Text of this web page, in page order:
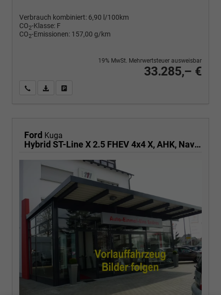
Verbrauch kombiniert: 6,90 l/100km
CO2-Klasse: F
CO2-Emissionen: 157,00 g/km
33.285,– €
19% MwSt. Mehrwertsteuer ausweisbar
Wir rufen Sie anPDF-Fahrzeugexposé drucken
Ford Kuga
Hybrid ST-Line X 2.5 FHEV 4x4 X, AHK, Navi, AreaView, Sound, Side, el. Klappe, Winter, 5 J.-Garantie